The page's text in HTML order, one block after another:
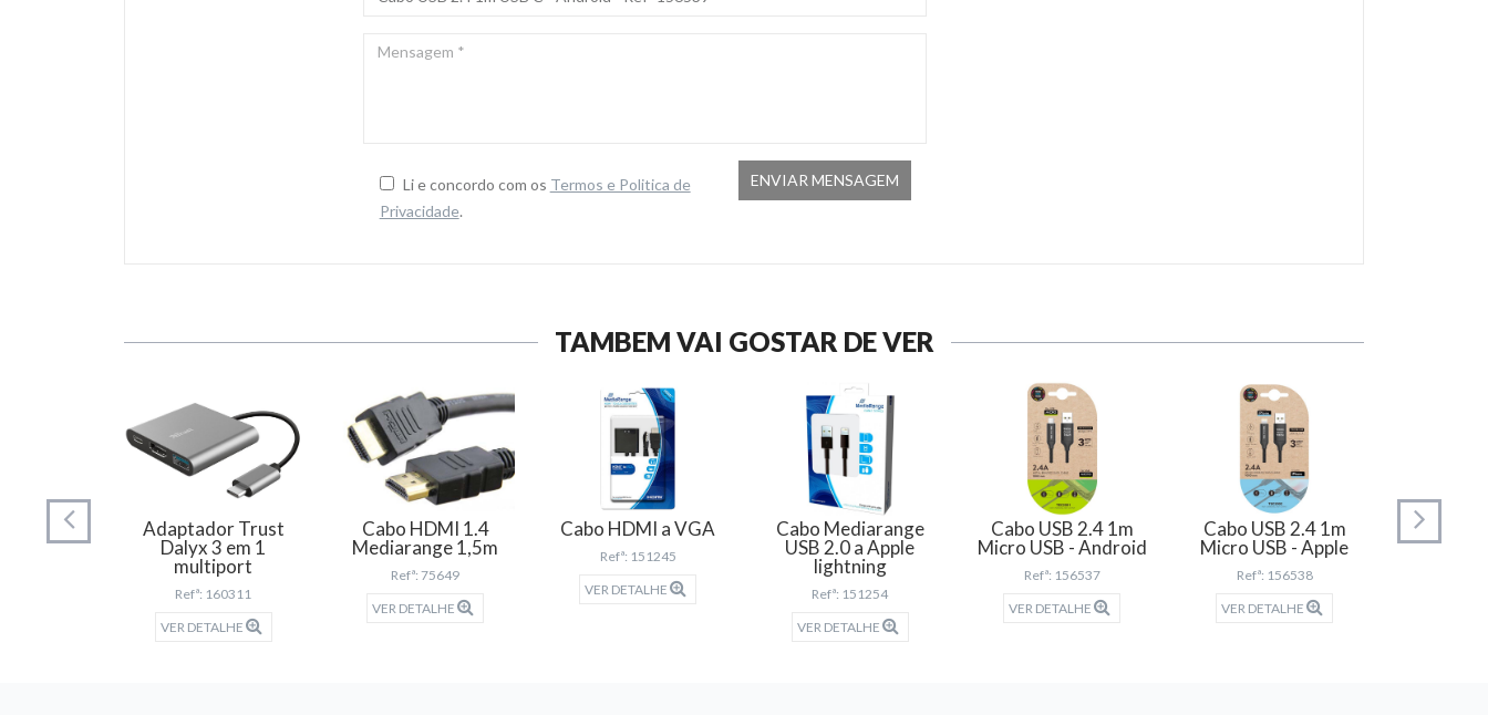
Li e concordo com os Termos e Politica de
Privacidade.
TAMBÉM VAI GOSTAR DE VER
cabos
Adaptador Trust
Dalyx 3 em 1
multiport
Refª: 160311
VER DETALHE
Cabo HDMI 1.4
Mediarange 1,5m
Refª: 75649
VER DETALHE
Cabo HDMI a VGA
Refª: 151245
VER DETALHE
Cabo Mediarange
USB 2.0 a Apple
lightning
Refª: 151254
VER DETALHE
Cabo USB 2.4 1m
Micro USB - Android
Refª: 156537
VER DETALHE
Cabo USB 2.4 1m
Micro USB - Apple
Refª: 156538
VER DETALHE
Cabo
USB C